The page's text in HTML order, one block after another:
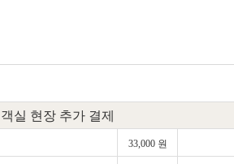
객실 현장 추가 결제
33,000 원